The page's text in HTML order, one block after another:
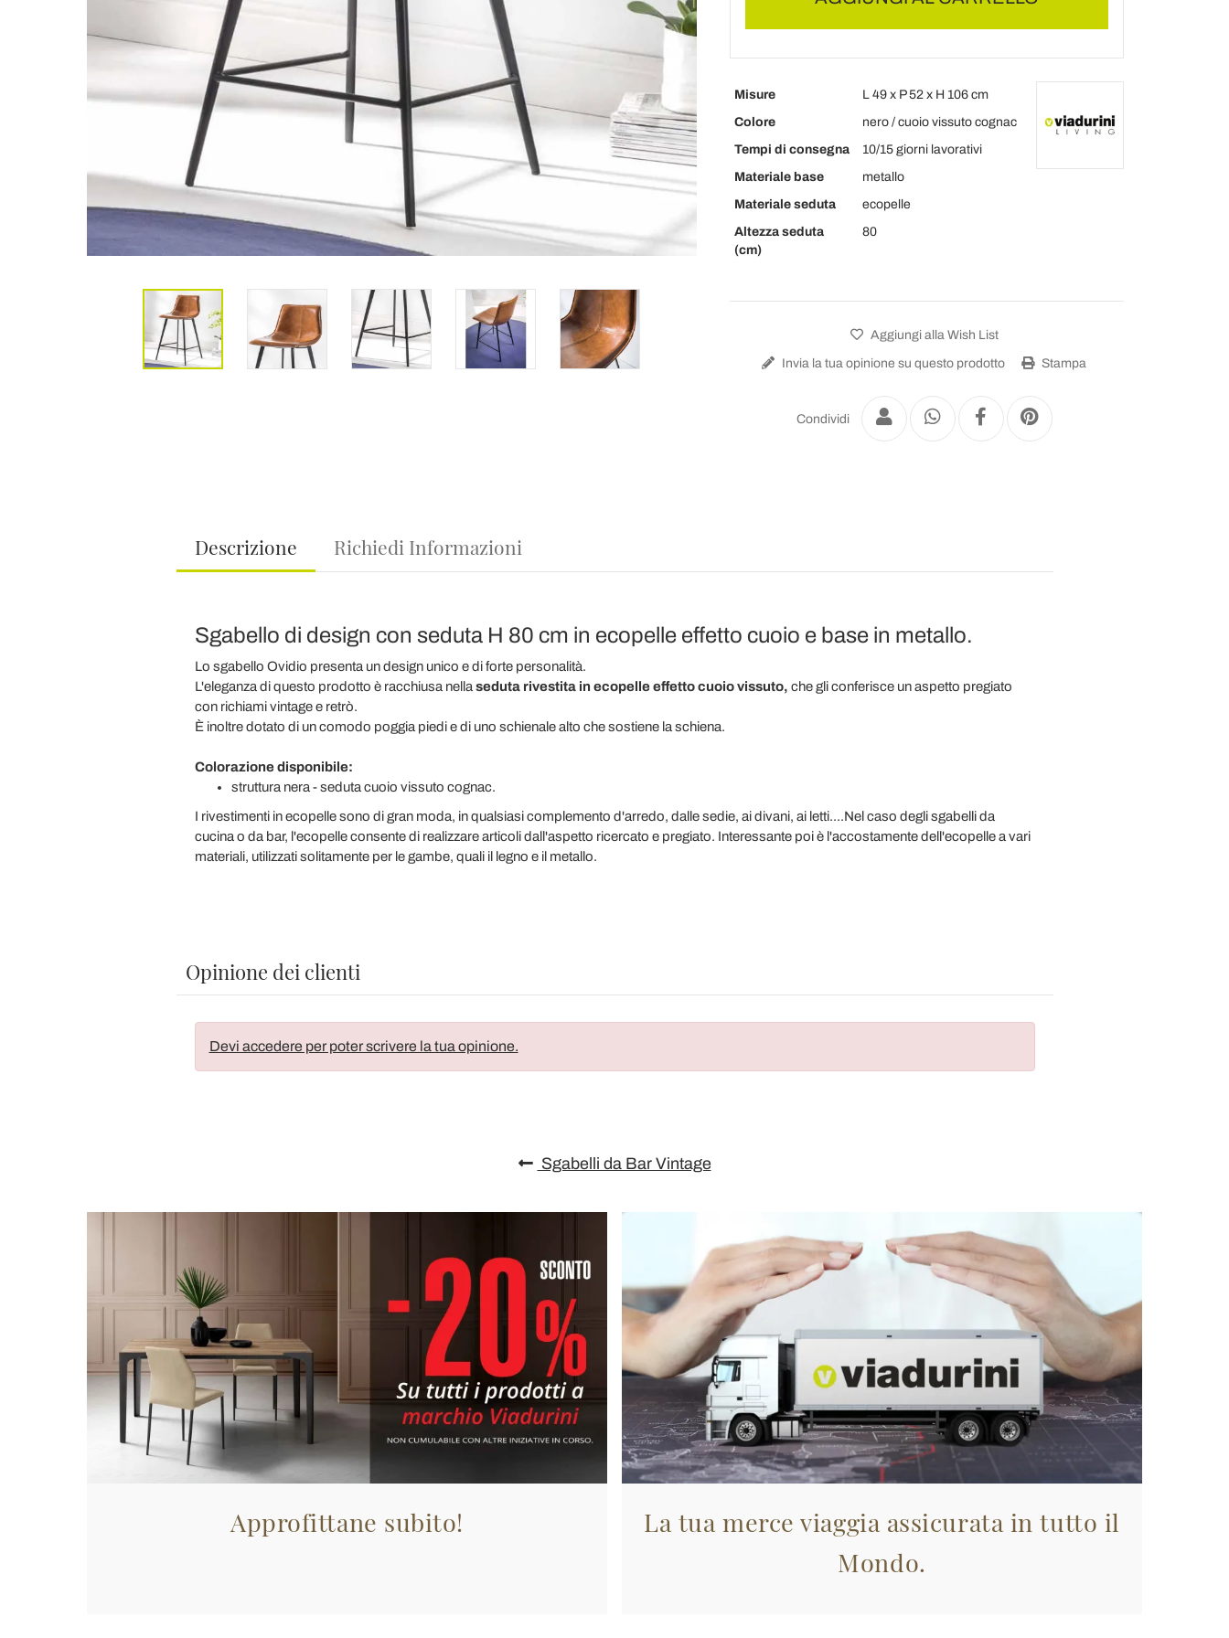
Misure
L 49 x P 52 x H 106 cm
Colore
nero / cuoio vissuto cognac
Tempi di consegna
10/15 giorni lavorativi
Materiale base
metallo
Materiale seduta
ecopelle
Altezza seduta
(cm)
80
Aggiungi alla Wish List
Invia la tua opinione su questo prodotto Stampa
Condividi
Descrizione Richiedi Informazioni
Sgabello di design con seduta H 80 cm in ecopelle effetto cuoio e base in metallo.
Lo sgabello Ovidio presenta un design unico e di forte personalità.
L'eleganza di questo prodotto è racchiusa nella seduta rivestita in ecopelle effetto cuoio vissuto, che gli conferisce un aspetto pregiato
con richiami vintage e retrò.
È inoltre dotato di un comodo poggia piedi e di uno schienale alto che sostiene la schiena.
Colorazione disponibile:
struttura nera - seduta cuoio vissuto cognac.
I rivestimenti in ecopelle sono di gran moda, in qualsiasi complemento d'arredo, dalle sedie, ai divani, ai letti....Nel caso degli sgabelli da
cucina o da bar, l'ecopelle consente di realizzare articoli dall'aspetto ricercato e pregiato. Interessante poi è l'accostamente dell'ecopelle a vari
materiali, utilizzati solitamente per le gambe, quali il legno e il metallo.
Opinione dei clienti
Devi accedere per poter scrivere la tua opinione.
Sgabelli da Bar Vintage
Approfittane subito!
La tua merce viaggia assicurata in tutto il
Mondo.